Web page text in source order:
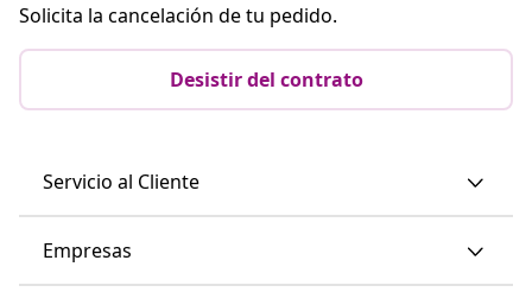
Solicita la cancelación de tu pedido.
Desistir del contrato
Servicio al Cliente
Empresas